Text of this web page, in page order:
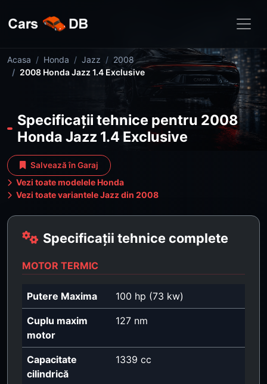
Acasa Honda Jazz
2008
2008 Honda Jazz 1.4 Exclusive
Specificații tehnice pentru 2008
Honda Jazz 1.4 Exclusive
Salvează în Garaj
Vezi toate modelele Honda
Vezi toate variantele Jazz din 2008
Specificații tehnice complete
MOTOR TERMIC
Putere Maxima 100 hp (73 kw)
Cuplu maxim
motor
127 nm
Capacitate
cilindrică
1339 cc